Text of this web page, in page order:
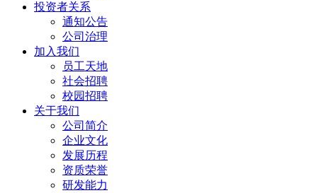
投资者关系
通知公告
公司治理
加入我们
员工天地
社会招聘
校园招聘
关于我们
公司简介
企业文化
发展历程
资质荣誉
研发能力